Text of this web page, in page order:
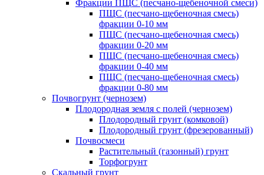
Фракции ПЩС (песчано-щебеночной смеси)
ПЩС (песчано-щебеночная смесь)
фракции 0-10 мм
ПЩС (песчано-щебеночная смесь)
фракции 0-20 мм
ПЩС (песчано-щебеночная смесь)
фракции 0-40 мм
ПЩС (песчано-щебеночная смесь)
фракции 0-80 мм
Почвогрунт (чернозем)
Плодородная земля с полей (чернозем)
Плодородный грунт (комковой)
Плодородный грунт (фрезерованный)
Почвосмеси
Растительный (газонный) грунт
Торфогрунт
Скальный грунт